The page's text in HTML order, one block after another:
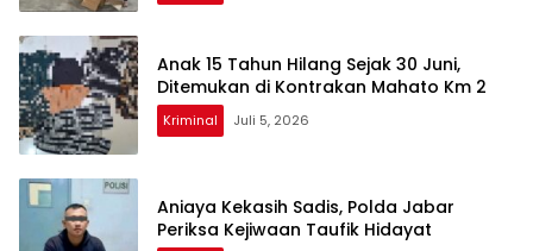
Anak 15 Tahun Hilang Sejak 30 Juni,
Ditemukan di Kontrakan Mahato Km 2
Kriminal Juli 5, 2026
Aniaya Kekasih Sadis, Polda Jabar
Periksa Kejiwaan Taufik Hidayat